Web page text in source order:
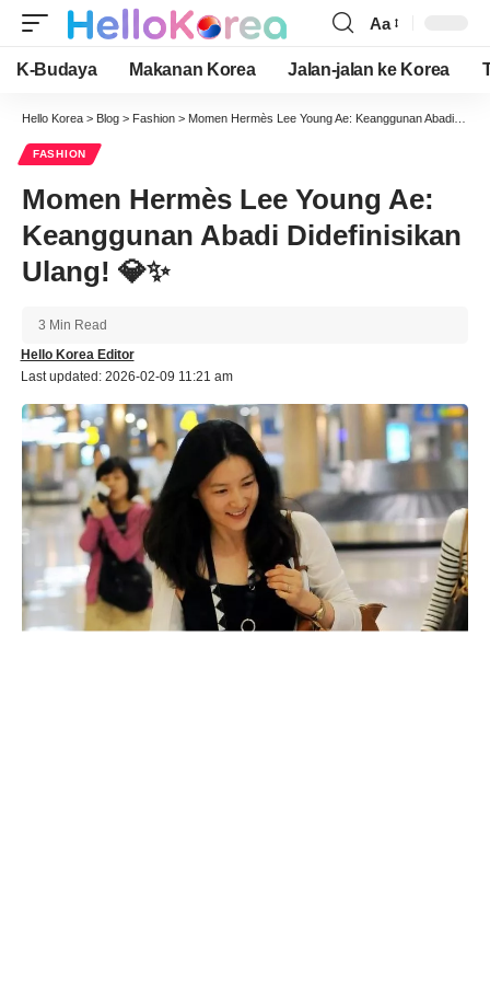
Font
Resizer
Aa
K-Budaya Makanan Korea Jalan-jalan ke Korea
Hello Korea > Blog > Fashion > Momen Hermès Lee Young Ae: Keanggunan Abadi Didefinisikan Ulang! 💎✨
FASHION
Momen Hermès Lee Young Ae:
Keanggunan Abadi Didefinisikan
Ulang! 💎✨
Last updated: 2026-02-09 11:21 am
Hello Korea Editor
3 Min Read